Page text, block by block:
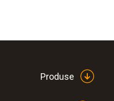
Produse